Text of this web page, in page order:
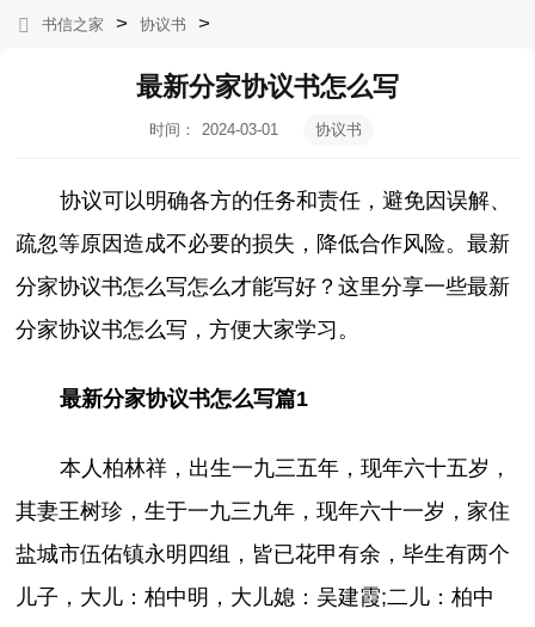
书信之家 > 协议书 >
最新分家协议书怎么写
时间：
2024-03-01
协议书
协议可以明确各方的任务和责任，避免因误解、
疏忽等原因造成不必要的损失，降低合作风险。最新
分家协议书怎么写怎么才能写好？这里分享一些最新
分家协议书怎么写，方便大家学习。
最新分家协议书怎么写篇1
本人柏林祥，出生一九三五年，现年六十五岁，
其妻王树珍，生于一九三九年，现年六十一岁，家住
盐城市伍佑镇永明四组，皆已花甲有余，毕生有两个
儿子，大儿：柏中明，大儿媳：吴建霞;二儿：柏中